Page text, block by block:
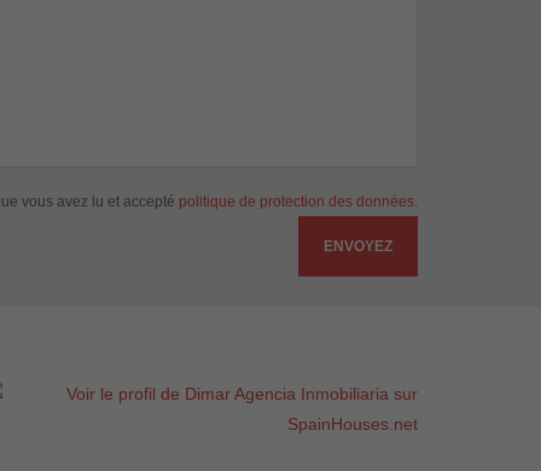
vous avez lu et accepté politique de protection des données.